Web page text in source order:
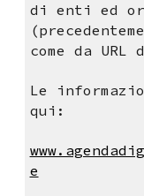
di enti ed
come da
Le
qui:
e